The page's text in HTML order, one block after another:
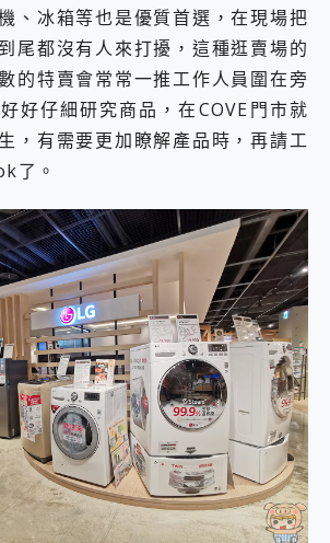
、冰箱等也是優質首選，在現場把
尾都沒有人來打擾，這種逛賣場的
的特賣會常常一推工作人員圍在旁
好仔細研究商品，在COVE門市就
，有需要更加瞭解產品時，再請工
了。